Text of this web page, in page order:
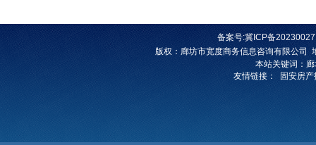
备案号:冀ICP备
版权 ： 廊坊市宽度商务信息咨询有限公司
本站关键词：
友情链接：
固安房